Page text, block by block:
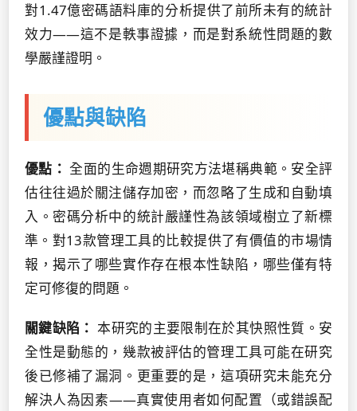
對1.47億密碼語料庫的分析提供了前所未有的統計
效力——這不是軼事證據，而是對系統性問題的數
學嚴謹證明。
優點與缺陷
優點： 全面的生命週期研究方法堪稱典範。安全評
估往往過於關注儲存加密，而忽略了生成和自動填
入。密碼分析中的統計嚴謹性為該領域樹立了新標
準。對13款管理工具的比較提供了有價值的市場情
報，揭示了哪些實作存在根本性缺陷，哪些僅有特
定可修復的問題。
關鍵缺陷： 本研究的主要限制在於其快照性質。安
全性是動態的，幾款被評估的管理工具可能在研究
後已修補了漏洞。更重要的是，這項研究未能充分
解決人為因素——真實使用者如何配置（或錯誤配